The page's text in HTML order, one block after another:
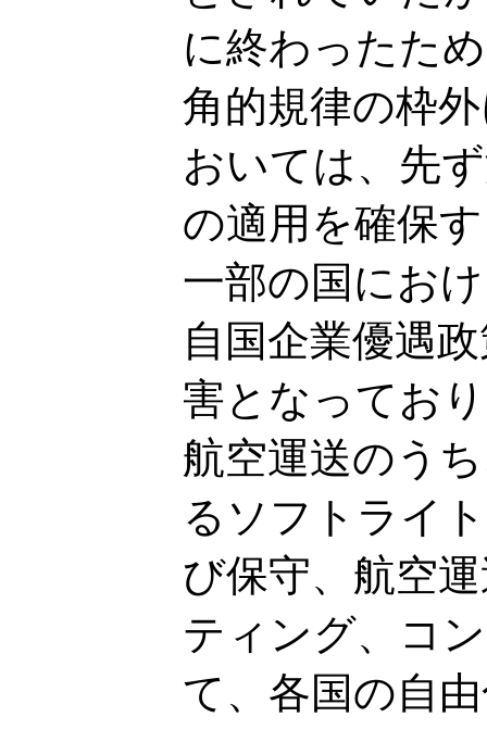
に終わったた
角的規律の枠
おいては、先
の適用を確保
一部の国にお
自国企業優遇
害となってお
航空運送のう
るソフトライ
び保守、航空
ティング、コ
て、各国の自